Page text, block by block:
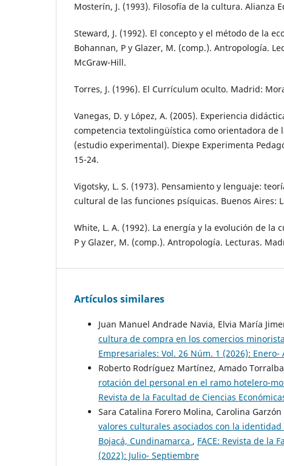
Mosterín, J. (1993). Filosofía de la cultura. Alianza
Steward, J. (1992). El concepto y el método de la
Bohannan, P y Glazer, M. (comp.). Antropología.
McGraw-Hill.
Torres, J. (1996). El Currículum oculto. Madrid:
Vanegas, D. y López, A. (2005). Experiencia
competencia textolingüística como orientadora de
(estudio experimental). Diexpe Experimenta
15-24.
Vigotsky, L. S. (1973). Pensamiento y lenguaje:
cultural de las funciones psíquicas. Buenos Aires:
White, L. A. (1992). La energía y la evolución de la
P y Glazer, M. (comp.). Antropología. Lecturas.
Artículos similares
Juan Manuel Andrade Navia, Elvia María
cultura de compra en los comercios
Empresariales: Vol. 26 Núm. 1 (2026): Enero-
Roberto Rodríguez Martínez, Amado
rotación del personal en el ramo hotelero-
Revista de la Facultad de Ciencias
Sara Catalina Forero Molina, Carolina
valores culturales asociados con la
Bojacá, Cundinamarca , FACE: Revista de la
(2022): Julio- Septiembre